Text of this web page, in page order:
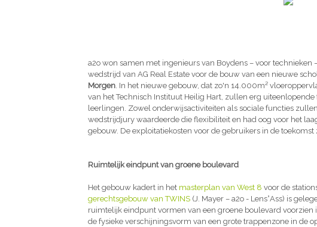
a2o won samen met ingenieurs van Boydens – voor technieken
wedstrijd van AG Real Estate voor de bouw van een nieuwe
Morgen . In het nieuwe gebouw, dat zo'n 14.000m²
van het Technisch Instituut Heilig Hart, zullen erg
leerlingen. Zowel onderwijsactiviteiten als sociale functies
wedstrijdjury waardeerde die flexibiliteit en had oog voor het
gebouw. De exploitatiekosten voor de gebruikers in de
Ruimtelijk eindpunt van groene boulevard
Het gebouw kadert in het masterplan van West 8 voor de
gerechtsgebouw van TWINS (J. Mayer – a2o - Lens°Ass) is
ruimtelijk eindpunt vormen van een groene boulevard voorzien
de fysieke verschijningsvorm van een grote trappenzone in de